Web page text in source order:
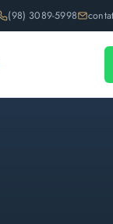
(98) 3089-5998